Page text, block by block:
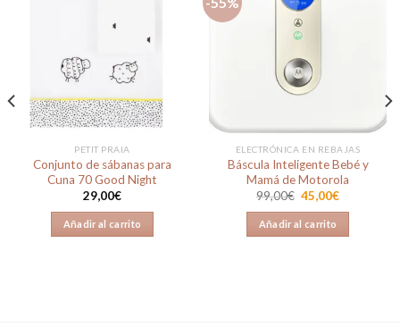
PETIT PRAIA
Conjunto de sábanas para
Cuna 70 Good Night
29,00€
Añadir al carrito
ELECTRÓNICA EN REBAJAS
Báscula Inteligente Bebé y
Mamá de Motorola
99,00€ El
precio
original
era:
99,00€.
45,00€El
45,00€.
Añadir al carrito